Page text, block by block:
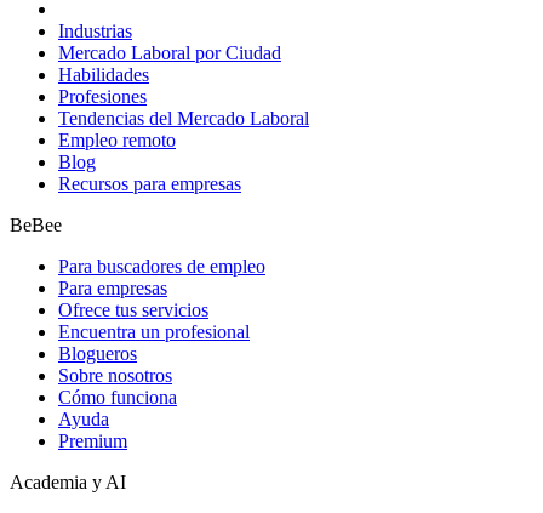
Industrias
Mercado Laboral por Ciudad
Habilidades
Profesiones
Tendencias del Mercado Laboral
Empleo remoto
Blog
Recursos para empresas
BeBee
Para buscadores de empleo
Para empresas
Ofrece tus servicios
Encuentra un profesional
Blogueros
Sobre nosotros
Cómo funciona
Ayuda
Premium
Academia y AI